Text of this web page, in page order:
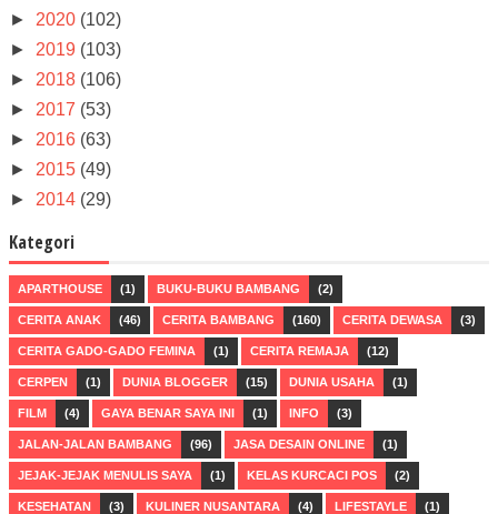
► 2020 (102)
► 2019 (103)
► 2018 (106)
► 2017 (53)
► 2016 (63)
► 2015 (49)
► 2014 (29)
Kategori
APARTHOUSE (1) BUKU-BUKU BAMBANG (2)
CERITA ANAK (46) CERITA BAMBANG (160) CERITA DEWASA (3)
CERITA GADO-GADO FEMINA (1) CERITA REMAJA (12)
CERPEN (1) DUNIA BLOGGER (15) DUNIA USAHA (1)
FILM (4) GAYA BENAR SAYA INI (1) INFO (3)
JALAN-JALAN BAMBANG (96) JASA DESAIN ONLINE (1)
JEJAK-JEJAK MENULIS SAYA (1) KELAS KURCACI POS (2)
KESEHATAN (3) KULINER NUSANTARA (4) LIFESTAYLE (1)